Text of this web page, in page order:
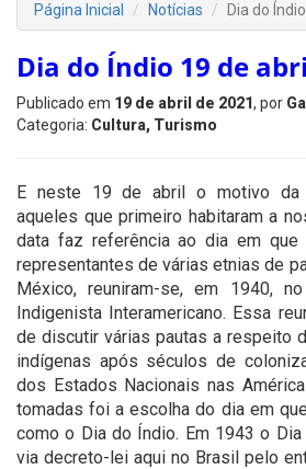
Página Inicial Notícias Dia do
Dia do Índio 19 de
Publicado em 19 de abril de 2021, por
Categoria: Cultura, Turismo
E neste 19 de abril o motivo da
aqueles que primeiro habitaram a
data faz referência ao dia em que
representantes de várias etnias de
México, reuniram-se, em 1940,
Indigenista Interamericano. Essa
de discutir várias pautas a respeito
indígenas após séculos de
dos Estados Nacionais nas
tomadas foi a escolha do dia em
como o Dia do Índio. Em 1943 o
via decreto-lei aqui no Brasil pelo